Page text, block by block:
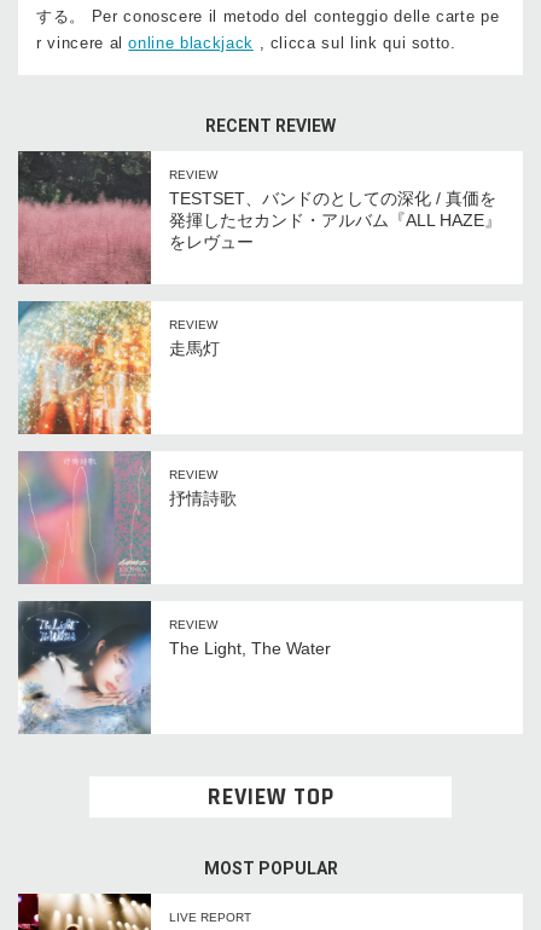
する。 Per conoscere il metodo del conteggio delle carte pe
r vincere alonline blackjack , clicca sul link qui sotto.
RECENT REVIEW
REVIEW
TESTSET、バンドのとしての深化 / 真価を
発揮したセカンド・アルバム『ALL HAZE』
をレヴュー
REVIEW
走馬灯
REVIEW
抒情詩歌
REVIEW
The Light, The Water
REVIEW TOP
MOST POPULAR
LIVE REPORT